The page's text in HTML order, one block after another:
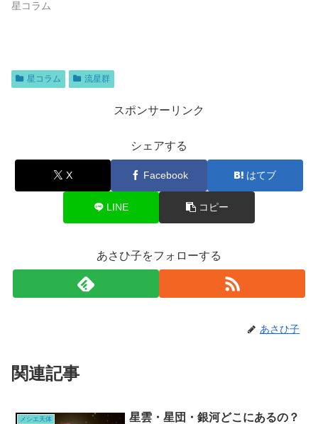
星コラム
星コラム 流星群
スポンサーリンク
シェアする
X Facebook はてブ
LINE コピー
あさひ子をフォローする
あさひ子
関連記事
メシエ天体
星雲・星団・銀河どこにあるの？